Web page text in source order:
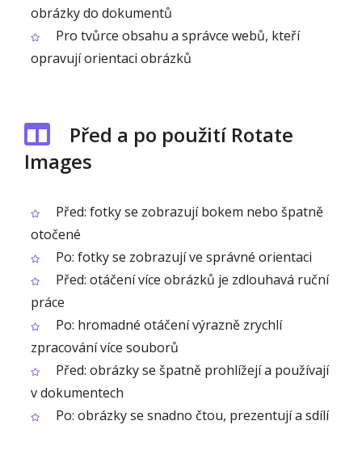
obrázky do dokumentů
Pro tvůrce obsahu a správce webů, kteří
opravují orientaci obrázků
Před a po použití Rotate
Images
Před: fotky se zobrazují bokem nebo špatně
otočené
Po: fotky se zobrazují ve správné orientaci
Před: otáčení více obrázků je zdlouhavá ruční
práce
Po: hromadné otáčení výrazně zrychlí
zpracování více souborů
Před: obrázky se špatně prohlížejí a používají
v dokumentech
Po: obrázky se snadno čtou, prezentují a sdílí